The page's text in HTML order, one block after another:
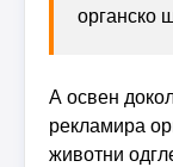
органско
А освен
рекламира
животни